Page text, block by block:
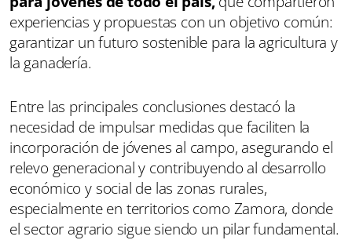
experiencias y propuestas con un objetivo común:
garantizar un futuro sostenible para la agricultura y
la ganadería.
Entre las principales conclusiones destacó la
necesidad de impulsar medidas que faciliten la
incorporación de jóvenes al campo, asegurando el
relevo generacional y contribuyendo al desarrollo
económico y social de las zonas rurales,
especialmente en territorios como Zamora, donde
el sector agrario sigue siendo un pilar fundamental.